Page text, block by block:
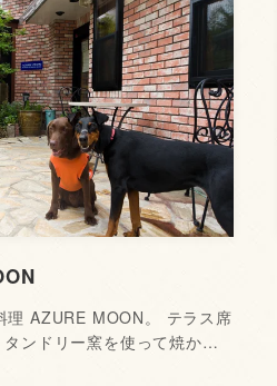
理 AZURE MOON。 テラス席
ンドリー窯を使って焼か…